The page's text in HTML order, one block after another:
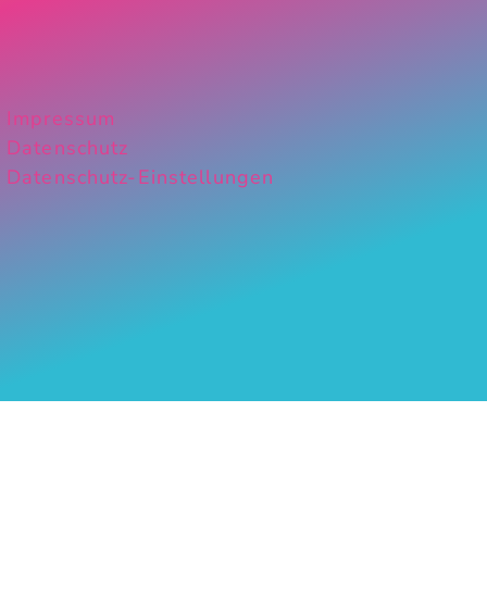
Impressum
Datenschutz
Datenschutz-Einstellungen